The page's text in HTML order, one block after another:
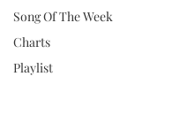
Song Of The Week
Charts
Playlist